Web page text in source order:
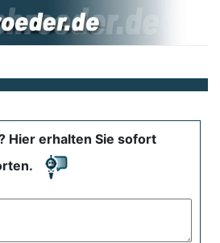
Hier erhalten Sie sofort